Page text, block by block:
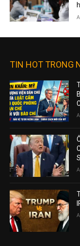
TIN HOT TRONG